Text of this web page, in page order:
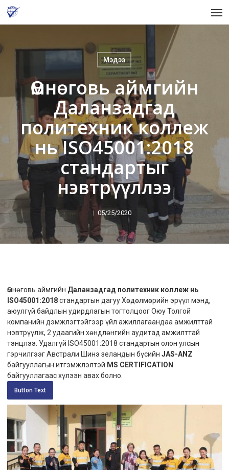
Skip
main
Мэдээ
Өмнөговь аймгийн
Даланзадгад
политехник коллеж
нь ISO45001:2018
стандартыг
нэвтрүүллээ
05/25/2020
Өмнөговь аймгийн Даланзадгад политехник коллеж нь
ISO45001:2018стандартын дагуу Хөдөлмөрийн эрүүл мэнд,
аюулгүй байдлын удирдлагын тогтолцоог Оюу Толгой
компанийн дэмжлэгтэйгээр үйл ажиллагаандаа амжилттай
нэвтрүүлж, 2 удаагийн хөндлөнгийн аудитад амжилттай
тэнцлээ. Удалгүй ISO45001:2018 стандартын олон улсын
гэрчилгээг Австрали Шинэ зеландын бүсийн JAS-ANZ
байгууллагын итгэмжлэлтэй MS CERTIFICATION
байгууллагаас хүлээн авах болно.
Button Text